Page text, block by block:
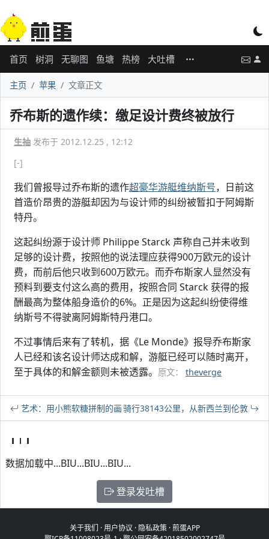
首页 树洞 无聊图 鱼塘 热榜 大吐槽
主页 苹果 文章正文
乔布斯的遗作续：缴足设计费终被放行
生抽 发布于 2012.12.25 , 12:12
[-]
我们曾报导过乔布斯的遗作超豪华游艇维纳斯号，日前这
首造价昂贵的游艇却因为与设计师的纠纷被暂扣于阿姆斯
特丹。
这起纠纷源于设计师 Philippe Starck 声称自己并未收到
足够的设计费，按照他的说法理应获得900万欧元的设计
费，而前后他只收到600万欧元。而乔布斯家人显然没有
预料到要支付这么高的费用，按照合同 Starck 获得的报
酬最高为整体船身造价的6%。正是因为这起纠纷使得维
纳斯号不得驶离阿姆斯特丹港口。
不过事情后来有了转机，据《Le Monde》报导乔布斯家
人已经和该名设计师达成和解，游艇已经可以随时离开，
至于具体的和解金额则未被透露。 原文： theverge
艺术：用小熊软糖拼制的画骑行38143公里，从新西兰到伦敦
数据加载中...BIU...BIU...BIU...
登录发吐槽
关于我们 ·用户协议 · 隐私政策·煎蛋APP